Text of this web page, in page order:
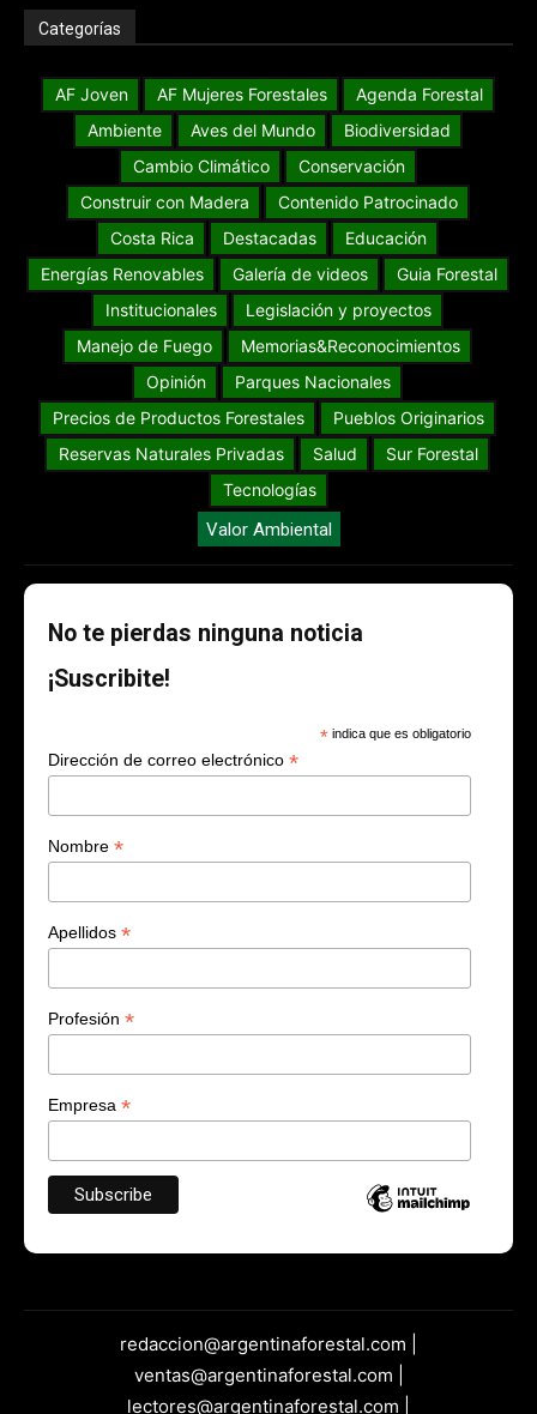
Categorías
AF Joven AF Mujeres Forestales
Agenda Forestal
Ambiente
Aves del Mundo
Biodiversidad
Cambio Climático
Conservación
Construir con Madera
Contenido Patrocinado
Costa Rica
Destacadas
Educación
Energías Renovables
Galería de videos
Guia Forestal
Institucionales
Legislación y proyectos
Manejo de Fuego
Memorias&Reconocimientos
Opinión
Parques Nacionales
Precios de Productos Forestales
Pueblos Originarios
Reservas Naturales Privadas
Salud
Sur Forestal
Tecnologías
Valor Ambiental
No te pierdas ninguna noticia
¡Suscribite!
* indica que es obligatorio
Dirección de correo electrónico *
Nombre *
Apellidos *
Profesión *
Empresa *
redaccion@argentinaforestal.com |
ventas@argentinaforestal.com |
lectores@argentinaforestal.com |